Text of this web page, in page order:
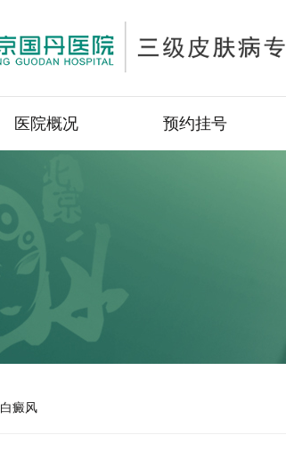
医院概况 预约挂号
白癜风